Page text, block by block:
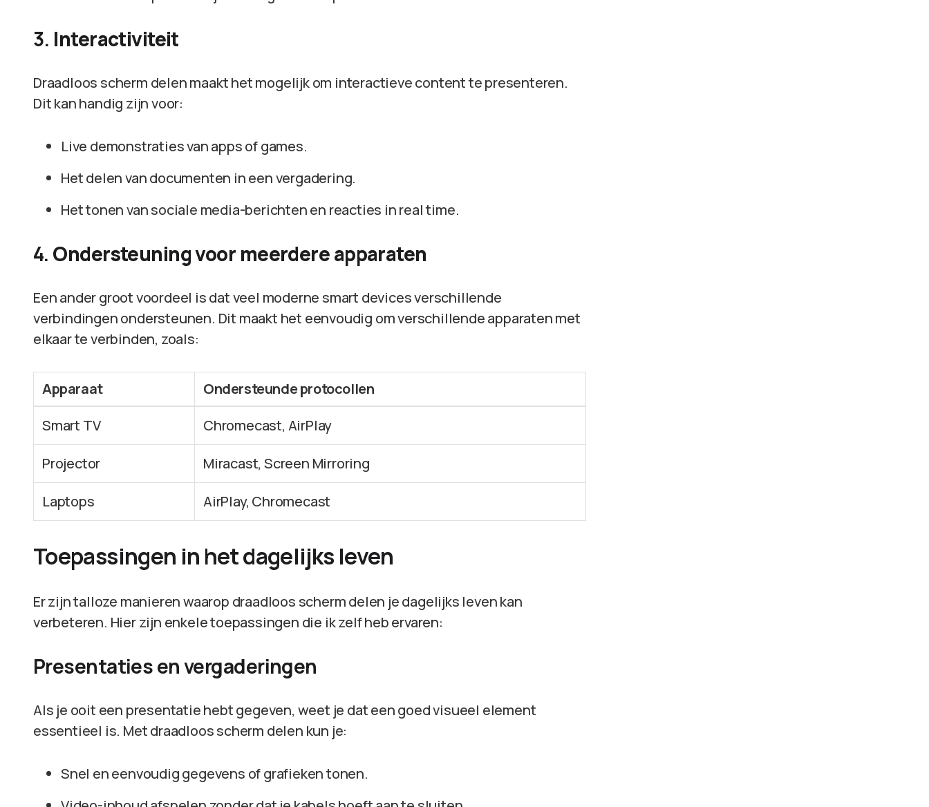
3. Interactiviteit
Draadloos scherm delen maakt het mogelijk om interactieve content te presenteren.
Dit kan handig zijn voor:
Live demonstraties van apps of games.
Het delen van documenten in een vergadering.
Het tonen van sociale media-berichten en reacties in real time.
4. Ondersteuning voor meerdere apparaten
Een ander groot voordeel is dat veel moderne smart devices verschillende
verbindingen ondersteunen. Dit maakt het eenvoudig om verschillende apparaten met
elkaar te verbinden, zoals:
Apparaat
Ondersteunde protocollen
Smart TV
Chromecast, AirPlay
Projector Miracast, Screen Mirroring
Laptops AirPlay, Chromecast
Toepassingen in het dagelijks leven
Er zijn talloze manieren waarop draadloos scherm delen je dagelijks leven kan
verbeteren. Hier zijn enkele toepassingen die ik zelf heb ervaren:
Presentaties en vergaderingen
Als je ooit een presentatie hebt gegeven, weet je dat een goed visueel element
essentieel is. Met draadloos scherm delen kun je:
Snel en eenvoudig gegevens of grafieken tonen.